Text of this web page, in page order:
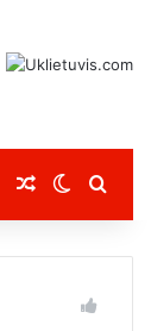
Atsitiktinis
Switch